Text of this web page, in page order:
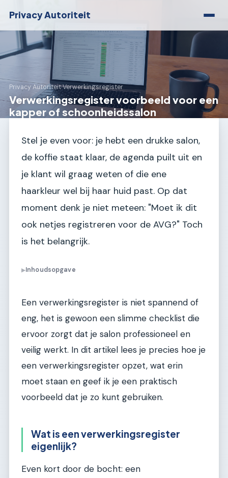
Privacy Autoriteit
Privacy Autoriteit›Verwerkingsregister
Verwerkingsregister voorbeeld voor een
kapper of schoonheidssalon
Stel je even voor: je hebt een drukke salon,
de koffie staat klaar, de agenda puilt uit en
je klant wil graag weten of die ene
haarkleur wel bij haar huid past. Op dat
moment denk je niet meteen: "Moet ik dit
ook netjes registreren voor de AVG?" Toch
is het belangrijk.
▶Inhoudsopgave
Een verwerkingsregister is niet spannend of
eng, het is gewoon een slimme checklist die
ervoor zorgt dat je salon professioneel en
veilig werkt. In dit artikel lees je precies hoe je
een verwerkingsregister opzet, wat erin
moet staan en geef ik je een praktisch
voorbeeld dat je zo kunt gebruiken.
Wat is een verwerkingsregister
eigenlijk?
Even kort door de bocht: een